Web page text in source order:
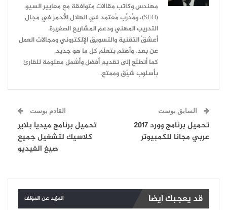
مهندس وكاتب مقالات متوافقة مع معايير السيو
(SEO)، ومُدرِّب مُعتمد في الهلال الأحمر في مجال
التدريب المهني ودعم المشاريع الصغيرة.
أعشقُ التقنية والتسويق الإلكتروني ومجالات العمل
عن بعد، وأهتم بتعلّم كل ما هو جديد.
كما أتطلّع إلى تقديم أفضل وأشمل معلومة للقارئ
بأسلوب شيّق وممتع.
السابق بوست
تحميل برنامج وورد 2017
عربي مجانا للكمبيوتر
القادم بوست
تحميل برنامج ميديا بلاير
كلاسيك لتشغيل جميع
صيغ الفيديو
قد يعجبك ايضا المزيد عن المؤلف